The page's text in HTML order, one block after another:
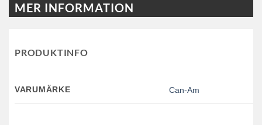
MER INFORMATION
PRODUKTINFO
VARUMÄRKE Can-Am